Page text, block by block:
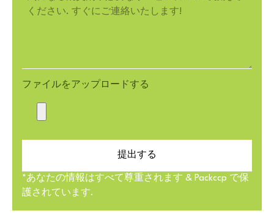
ファイルをアップロードする
提出する
*あなたの情報はすべて尊重されます & Packccp で保
護されています.